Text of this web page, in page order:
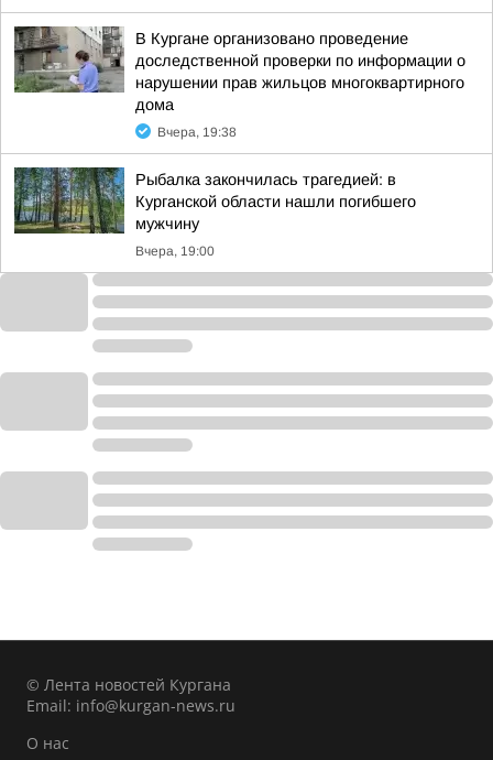
В Кургане организовано проведение
доследственной проверки по информации о
нарушении прав жильцов многоквартирного
дома
Вчера, 19:38
Рыбалка закончилась трагедией: в
Курганской области нашли погибшего
мужчину
Вчера, 19:00
© Лента новостей Кургана
Email: info@kurgan-news.ru
О нас